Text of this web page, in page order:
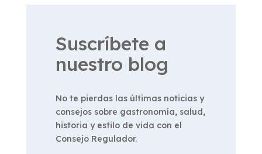
Suscríbete a
nuestro blog
No te pierdas las últimas noticias y
consejos sobre gastronomía, salud,
historia y estilo de vida con el
Consejo Regulador.